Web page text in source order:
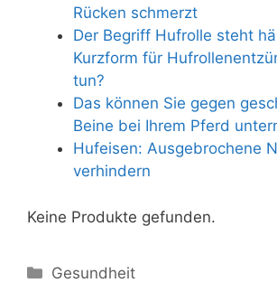
Rücken schmerzt
Der Begriff Hufrolle steht
Kurzform für
tun?
Das können Sie gegen
Beine bei Ihrem Pferd
Hufeisen: Ausgebrochene
verhindern
Keine Produkte gefunden.
Kategorien
Gesundheit